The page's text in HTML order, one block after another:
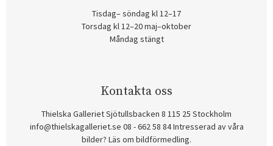
Tisdag– söndag kl 12–17
Torsdag kl 12–20 maj–oktober
Måndag stängt
Kontakta oss
Thielska Galleriet Sjötullsbacken 8 115 25 Stockholm
info@thielskagalleriet.se 08 - 662 58 84Intresserad av våra
bilder? Läs om bildförmedling.